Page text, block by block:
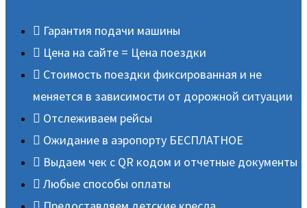
Гарантия подачи машины
Цена на сайте = Цена поездки
Стоимость поездки фиксированная и не
меняется в зависимости от дорожной ситуации
Отслеживаем рейсы
Ожидание в аэропорту БЕСПЛАТНОЕ
Выдаем чек с QR кодом и отчетные документы
Любые способы оплаты